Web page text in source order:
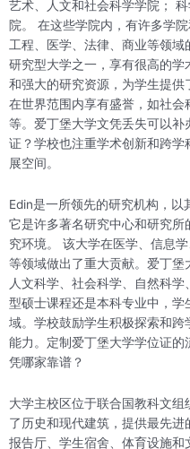
艺术、人文和社会科学学院；
院。 在这些学院内，有许多学
工程、医学、法律、商业等领
研究型大学之一，享有很高的
和强大的研究资源，为学生提
在世界范围内享有盛誉，如社
等。爱丁堡大学文凭丢失可以
证？学校也注重学术创新和跨
展空间。
Edin是一所领先的研究机构，以
它是许多著名研究中心和研究
究环境。 该大学在医学、信息
等领域做出了重大贡献。爱丁
人文科学、社会科学、自然科
型硕士课程还是本科专业中，
域。学校鼓励学生积极探索和
能力。定制爱丁堡大学学位证
凭哪家靠谱？
大学主校区位于联合国教科文
了历史和现代建筑，提供最先进
报告厅、学生宿舍、体育设施